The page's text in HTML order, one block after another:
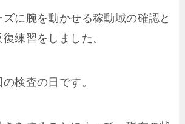
に腕を動かせる稼動域の確認と
練習をしました。
検査の日です。